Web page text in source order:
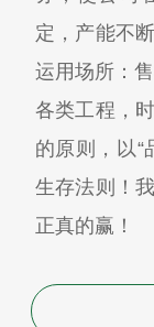
定，产能不
运用场所：
各类工程，
的原则，以“
生存法则！
正真的赢！